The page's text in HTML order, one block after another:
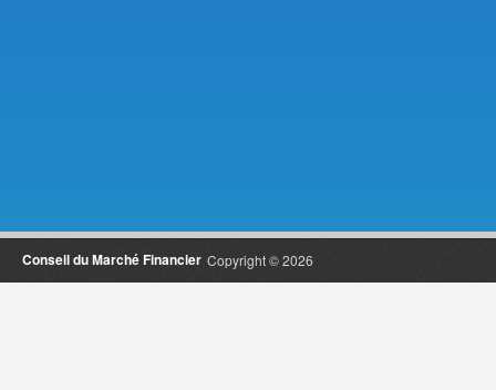
Copyright © 2026
Conseil du Marché Financier